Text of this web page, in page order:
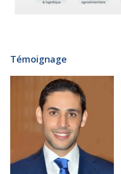
Témoignage